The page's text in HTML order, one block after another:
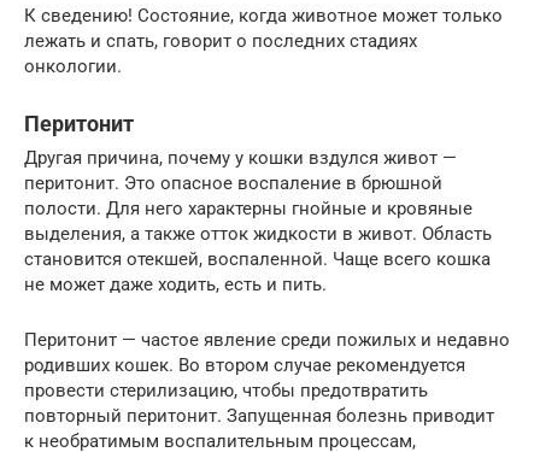
К сведению! Состояние, когда животное может только
лежать и спать, говорит о последних стадиях
онкологии.
Перитонит
Другая причина, почему у кошки вздулся живот —
перитонит. Это опасное воспаление в брюшной
полости. Для него характерны гнойные и кровяные
выделения, а также отток жидкости в живот. Область
становится отекшей, воспаленной. Чаще всего кошка
не может даже ходить, есть и пить.
Перитонит — частое явление среди пожилых и недавно
родивших кошек. Во втором случае рекомендуется
провести стерилизацию, чтобы предотвратить
повторный перитонит. Запущенная болезнь приводит
к необратимым воспалительным процессам,